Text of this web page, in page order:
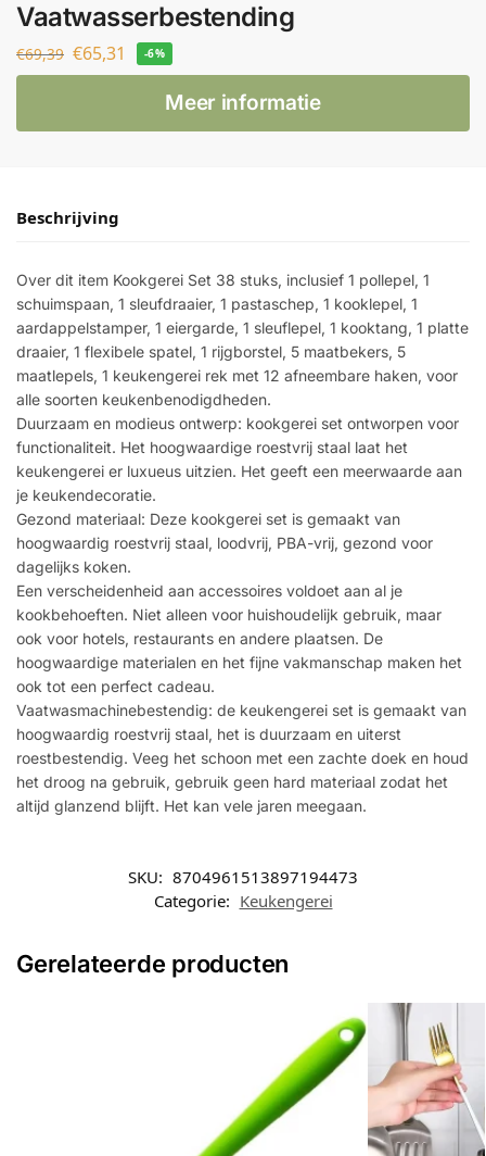
Vaatwasserbestending
€69,39 €65,31 -6%
Meer informatie
Beschrijving
Over dit item Kookgerei Set 38 stuks, inclusief 1 pollepel, 1
schuimspaan, 1 sleufdraaier, 1 pastaschep, 1 kooklepel, 1
aardappelstamper, 1 eiergarde, 1 sleuflepel, 1 kooktang, 1 platte
draaier, 1 flexibele spatel, 1 rijgborstel, 5 maatbekers, 5
maatlepels, 1 keukengerei rek met 12 afneembare haken, voor
alle soorten keukenbenodigdheden.
Duurzaam en modieus ontwerp: kookgerei set ontworpen voor
functionaliteit. Het hoogwaardige roestvrij staal laat het
keukengerei er luxueus uitzien. Het geeft een meerwaarde aan
je keukendecoratie.
Gezond materiaal: Deze kookgerei set is gemaakt van
hoogwaardig roestvrij staal, loodvrij, PBA-vrij, gezond voor
dagelijks koken.
Een verscheidenheid aan accessoires voldoet aan al je
kookbehoeften. Niet alleen voor huishoudelijk gebruik, maar
ook voor hotels, restaurants en andere plaatsen. De
hoogwaardige materialen en het fijne vakmanschap maken het
ook tot een perfect cadeau.
Vaatwasmachinebestendig: de keukengerei set is gemaakt van
hoogwaardig roestvrij staal, het is duurzaam en uiterst
roestbestendig. Veeg het schoon met een zachte doek en houd
het droog na gebruik, gebruik geen hard materiaal zodat het
altijd glanzend blijft. Het kan vele jaren meegaan.
SKU: 8704961513897194473
Categorie: Keukengerei
Gerelateerde producten